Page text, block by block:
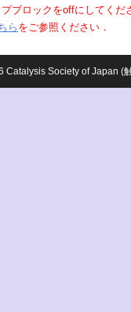
ブロックをoffにしてくだ
ら をご参照ください．
Catalysis Society of Japan (